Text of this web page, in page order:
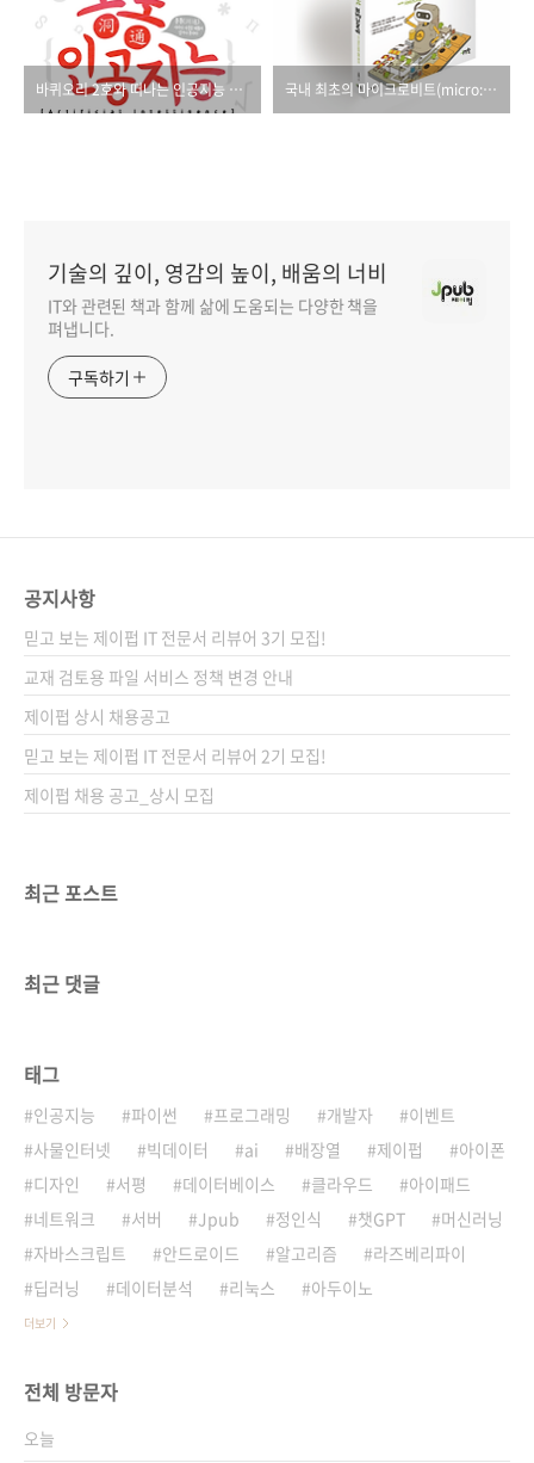
바퀴오리 2호와 떠나는 인공지능 대탐험! 국내 최초의 마이크로비트(micro:bit) 서적!
기술의 깊이, 영감의 높이, 배움의 너비
IT와 관련된 책과 함께 삶에 도움되는 다양한 책을
펴냅니다.
구독하기
공지사항
믿고 보는 제이펍 IT 전문서 리뷰어 3기 모집!
교재 검토용 파일 서비스 정책 변경 안내
제이펍 상시 채용공고
믿고 보는 제이펍 IT 전문서 리뷰어 2기 모집!
제이펍 채용 공고_상시 모집
최근 포스트
최근 댓글
태그
인공지능 파이썬 프로그래밍 개발자
이벤트
사물인터넷
빅데이터 ai 배장열 제이펍
아이폰
디자인
서평 데이터베이스 클라우드
아이패드
네트워크
서버 Jpub 정인식 챗GPT
머신러닝
자바스크립트
안드로이드 알고리즘
라즈베리파이
딥러닝
데이터분석 리눅스 아두이노
더보기
전체 방문자
오늘